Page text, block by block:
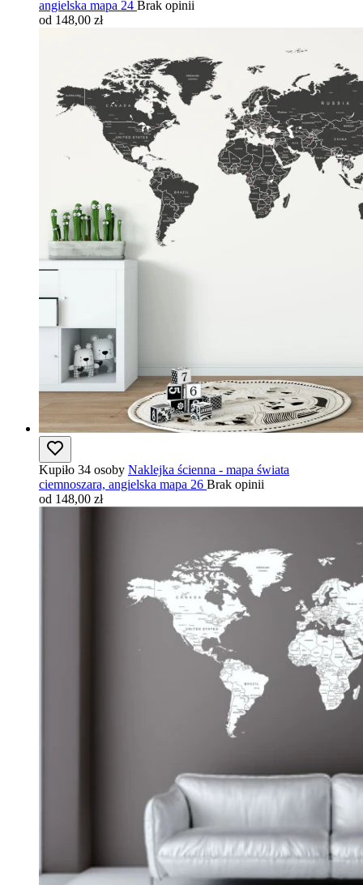
angielska mapa 24 Brak opinii
od 148,00 zł
Kupiło 34 osoby Naklejka ścienna - mapa świata
ciemnoszara, angielska mapa 26 Brak opinii
od 148,00 zł